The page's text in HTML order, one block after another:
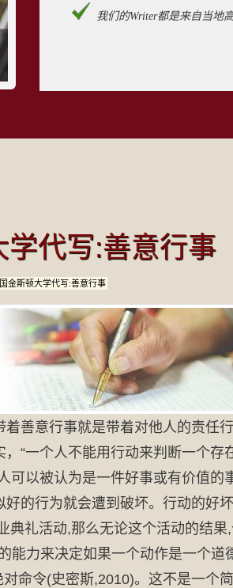
我们的Writer都是来自当地
学代写:善意行事
金斯顿大学代写:善意行事
善意行事就是带着对他人的责任
“一个人不能用行动来判断一个
以被认为是一件好事或有价值
的行为就会遭到破坏。行动的好
礼活动,那么无论这个活动的结
能力来决定如果一个动作是一个
命令(史密斯,2010)。这不是一个